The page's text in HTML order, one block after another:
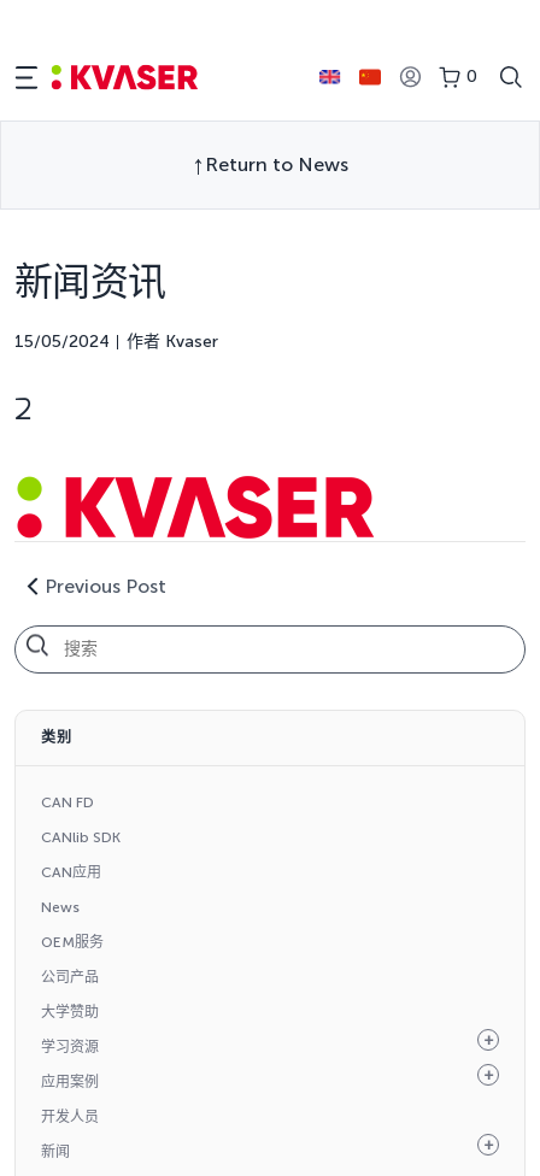
0
Return to News
新闻资讯
15/05/2024 作者 Kvaser
2
Previous Post
类别
CAN FD
CANlib SDK
CAN应用
News
OEM服务
公司产品
大学赞助
学习资源
应用案例
开发人员
新闻